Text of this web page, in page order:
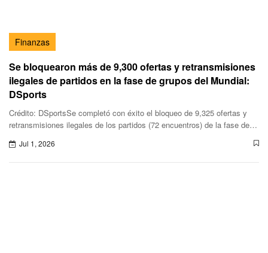
Finanzas
Se bloquearon más de 9,300 ofertas y retransmisiones
ilegales de partidos en la fase de grupos del Mundial:
DSports
Crédito: DSportsSe completó con éxito el bloqueo de 9,325 ofertas y
retransmisiones ilegales de los partidos (72 encuentros) de la fase de
Jul 1, 2026